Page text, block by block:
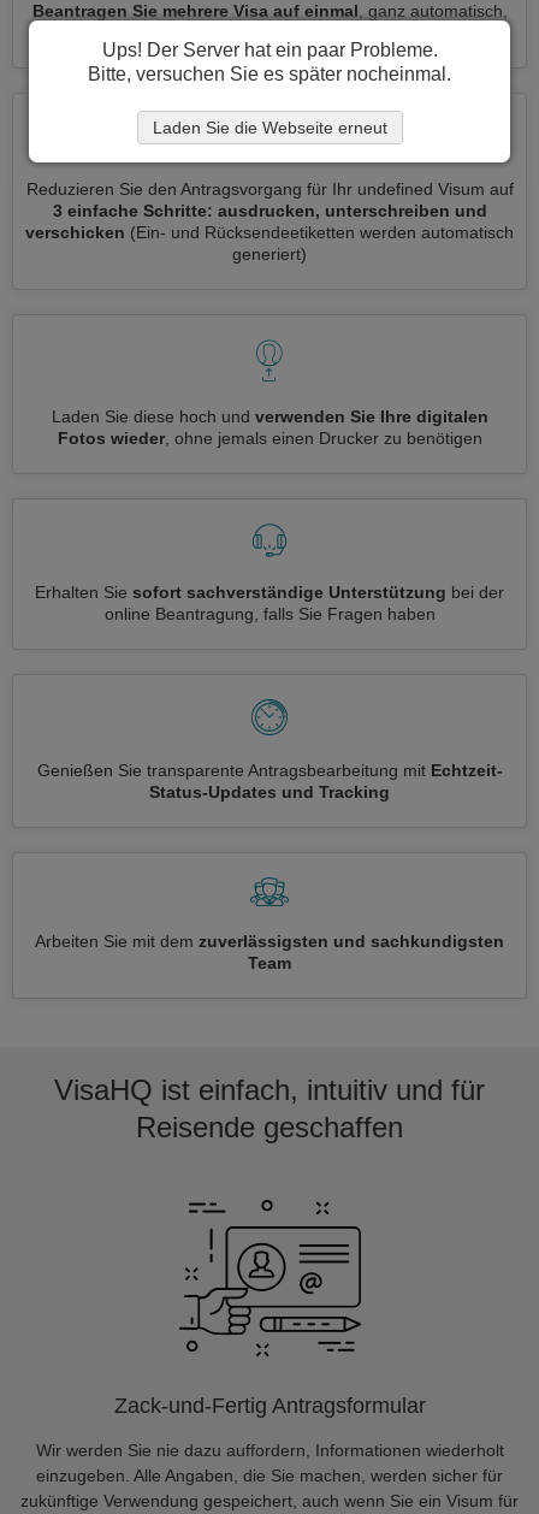
Beantragen Sie mehrere Visa auf einmal , ganz automatisch,
Reduzieren Sie den Antragsvorgang für Ihr undefined Visum auf
3 einfache Schritte: ausdrucken, unterschreiben und
verschicken (Ein- und Rücksendeetiketten werden automatisch
generiert)
Laden Sie diese hoch und verwenden Sie Ihre digitalen
Fotos wieder, ohne jemals einen Drucker zu benötigen
Erhalten Sie sofort sachverständige Unterstützung bei der
online Beantragung, falls Sie Fragen haben
Genießen Sie transparente Antragsbearbeitung mit Echtzeit-
Status-Updates und Tracking
Arbeiten Sie mit dem zuverlässigsten und sachkundigsten
Team
VisaHQ ist einfach, intuitiv und für
Reisende geschaffen
Zack-und-Fertig Antragsformular
Wir werden Sie nie dazu auffordern, Informationen wiederholt
einzugeben. Alle Angaben, die Sie machen, werden sicher für
zukünftige Verwendung gespeichert, auch wenn Sie ein Visum für
Ups! Der Server hat ein paar Probleme.
Bitte, versuchen Sie es später nocheinmal.
Laden Sie die Webseite erneut